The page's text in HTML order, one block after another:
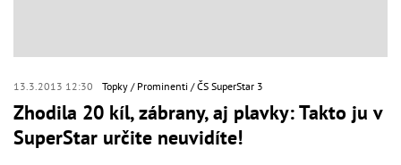
13.3.2013 12:30 Topky Prominenti ČS SuperStar 3
Zhodila 20 kíl, zábrany, aj plavky: Takto ju v
SuperStar určite neuvidíte!